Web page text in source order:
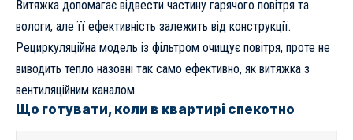
Витяжка допомагає відвести частину гарячого повітря та
вологи, але її ефективність залежить від конструкції.
Рециркуляційна модель із фільтром очищує повітря, проте не
виводить тепло назовні так само ефективно, як витяжка з
вентиляційним каналом.
Що готувати, коли в квартирі спекотно